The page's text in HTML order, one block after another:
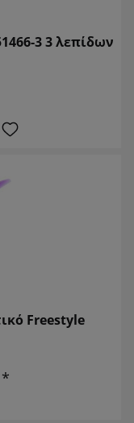
3 3 λεπίδων
Freestyle